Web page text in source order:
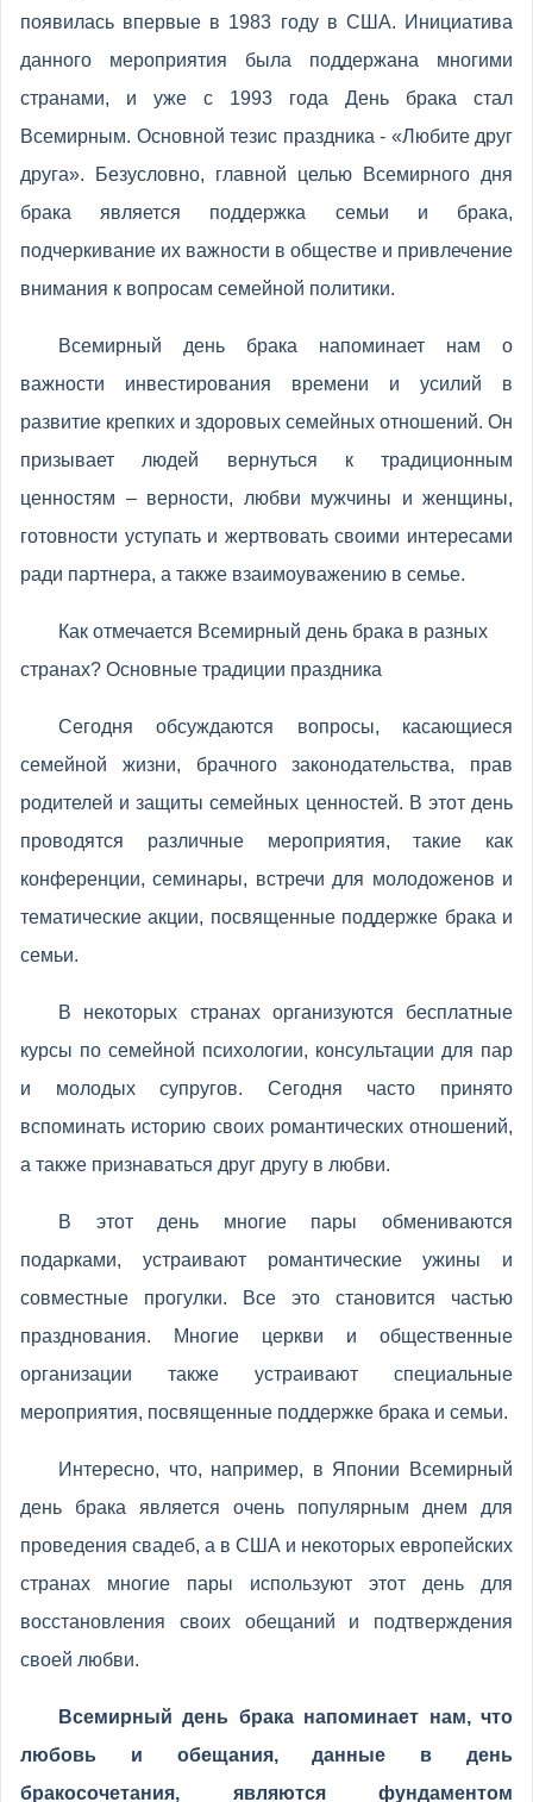
появилась впервые в 1983 году в США. Инициатива
данного мероприятия была поддержана многими
странами, и уже с 1993 года День брака стал
Всемирным. Основной тезис праздника - «Любите друг
друга». Безусловно, главной целью Всемирного дня
брака является поддержка семьи и брака,
подчеркивание их важности в обществе и привлечение
внимания к вопросам семейной политики.
Всемирный день брака напоминает нам о
важности инвестирования времени и усилий в
развитие крепких и здоровых семейных отношений. Он
призывает людей вернуться к традиционным
ценностям – верности, любви мужчины и женщины,
готовности уступать и жертвовать своими интересами
ради партнера, а также взаимоуважению в семье.
Как отмечается Всемирный день брака в разных
странах? Основные традиции праздника
Сегодня обсуждаются вопросы, касающиеся
семейной жизни, брачного законодательства, прав
родителей и защиты семейных ценностей. В этот день
проводятся различные мероприятия, такие как
конференции, семинары, встречи для молодоженов и
тематические акции, посвященные поддержке брака и
семьи.
В некоторых странах организуются бесплатные
курсы по семейной психологии, консультации для пар
и молодых супругов. Сегодня часто принято
вспоминать историю своих романтических отношений,
а также признаваться друг другу в любви.
В этот день многие пары обмениваются
подарками, устраивают романтические ужины и
совместные прогулки. Все это становится частью
празднования. Многие церкви и общественные
организации также устраивают специальные
мероприятия, посвященные поддержке брака и семьи.
Интересно, что, например, в Японии Всемирный
день брака является очень популярным днем для
проведения свадеб, а в США и некоторых европейских
странах многие пары используют этот день для
восстановления своих обещаний и подтверждения
своей любви.
Всемирный день брака напоминает нам, что
любовь и обещания, данные в день
бракосочетания, являются фундаментом